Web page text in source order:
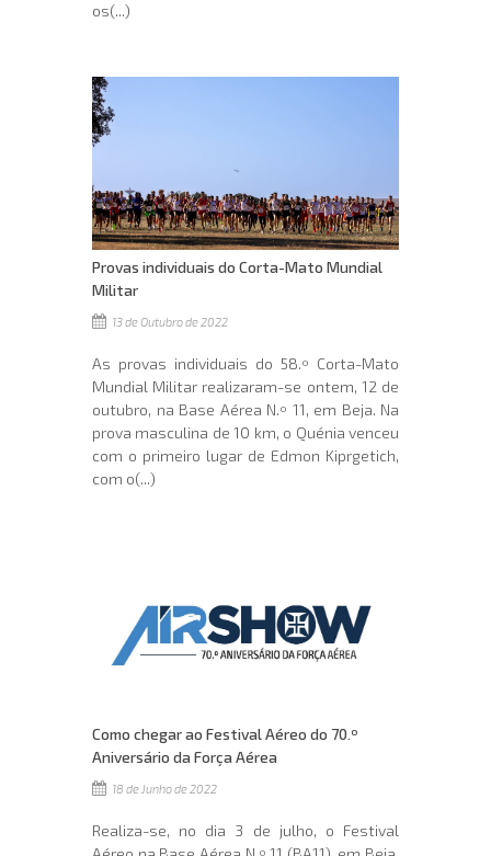
os(...)
Provas individuais do Corta-Mato Mundial
Militar
13 de Outubro de 2022
As provas individuais do 58.º Corta-Mato
Mundial Militar realizaram-se ontem, 12 de
outubro, na Base Aérea N.º 11, em Beja. Na
prova masculina de 10 km, o Quénia venceu
com o primeiro lugar de Edmon Kiprgetich,
com o(...)
Como chegar ao Festival Aéreo do 70.º
Aniversário da Força Aérea
18 de Junho de 2022
Realiza-se, no dia 3 de julho, o Festival